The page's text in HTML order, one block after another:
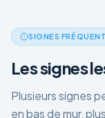
SIGNES
Les signes
Plusieurs signes
en bas de mur,